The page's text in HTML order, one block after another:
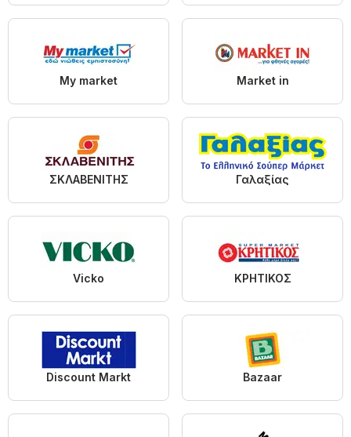
My market Market in
ΣΚΛΑΒΕΝΙΤΗΣ Γαλαξίας
Vicko ΚΡΗΤΙΚΟΣ
Discount Markt Bazaar